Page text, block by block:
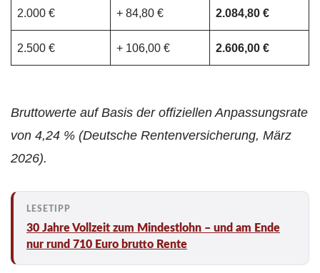
2.000 € + 84,80 € 2.084,80 €
2.500 € + 106,00 € 2.606,00 €
Bruttowerte auf Basis der offiziellen Anpassungsrate
von 4,24 % (Deutsche Rentenversicherung, März
2026).
30 Jahre Vollzeit zum Mindestlohn – und am Ende
nur rund 710 Euro brutto Rente